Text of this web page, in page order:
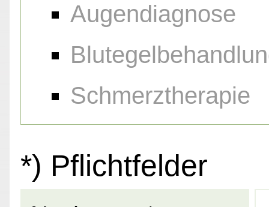
Augendiagnose
Schmerztherapie
*) Pflichtfelder